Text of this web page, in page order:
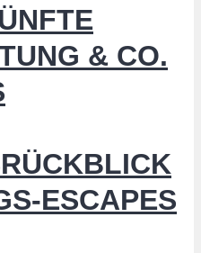
& CO.
ESCAPES